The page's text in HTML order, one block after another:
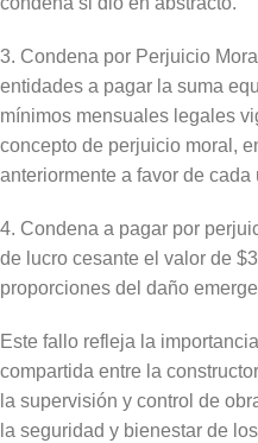
3. Condena por Perjuicio
entidades a pagar la suma
mínimos mensuales legales
concepto de perjuicio moral,
anteriormente a favor de
4. Condena a pagar por
de lucro cesante el valor de
proporciones del daño
Este fallo refleja la
compartida entre la
la supervisión y control de
la seguridad y bienestar de